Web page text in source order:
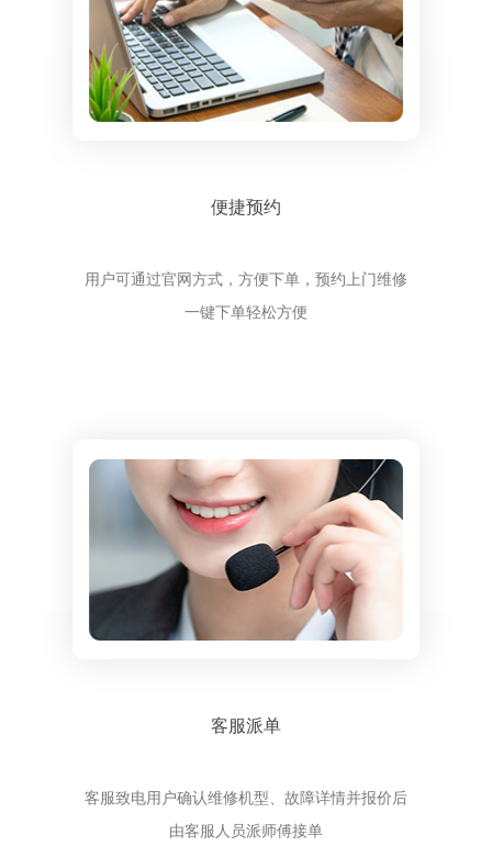
便捷预约
用户可通过官网方式，方便下单，预约上门维修
一键下单轻松方便
客服派单
客服致电用户确认维修机型、故障详情并报价后
由客服人员派师傅接单